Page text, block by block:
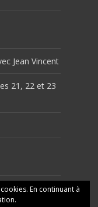
Jean Vincent
21, 22 et 23
En continuant à